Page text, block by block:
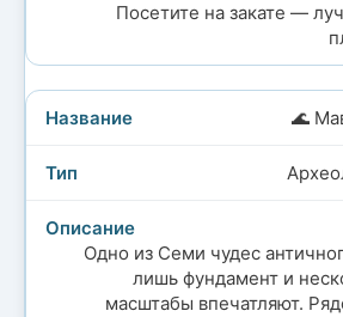
Посетите на закате —
🌊
Одно из Семи чудес
лишь фундамент и
масштабы впечатляют.